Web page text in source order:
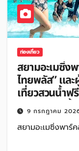
ท่องเที่ยว
สยามอะเมซิ่ง
ไทยพลัส” แล
เที่ยวสวนน้ำฟ
บาท สนุกได้ทั้ง
วัน 9 กรกฎาคม
สยามอะเมซิ่งพาร์